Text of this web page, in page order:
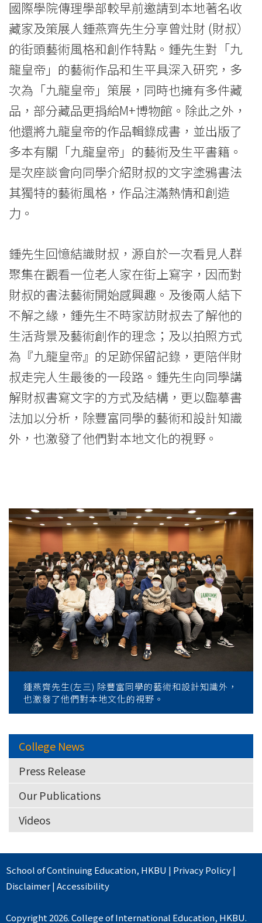
國際學院傳理學部較早前邀請到本地著名收
藏家及策展人鍾燕齊先生分享曾灶財 (財叔）
的街頭藝術風格和創作特點。鍾先生對「九
龍皇帝」的藝術作品和生平具深入研究，多
次為「九龍皇帝」策展，同時也擁有多件藏
品，部分藏品更捐給M+博物館。除此之外，
他還將九龍皇帝的作品輯錄成書，並出版了
多本有關「九龍皇帝」的藝術及生平書籍。
是次座談會向同學介紹財叔的文字塗鴉書法
其獨特的藝術風格，作品注滿熱情和創造
力。
鍾先生回憶結識財叔，源自於一次看見人群
聚集在觀看一位老人家在街上寫字，因而對
財叔的書法藝術開始感興趣。及後兩人結下
不解之緣，鍾先生不時家訪財叔去了解他的
生活背景及藝術創作的理念；及以拍照方式
為『九龍皇帝』的足跡保留記錄，更陪伴財
叔走完人生最後的一段路。鍾先生向同學講
解財叔書寫文字的方式及結構，更以臨摹書
法加以分析，除豐富同學的藝術和設計知識
外，也激發了他們對本地文化的視野。
鍾燕齊先生(左三) 除豐富同學的藝術和設計知識外，
也激發了他們對本地文化的視野。
College News
Press Release
Our Publications
Videos
School of Continuing Education, HKBU | Privacy Policy|
Disclaimer|Accessibility
Copyright 2026. College of International Education, HKBU.